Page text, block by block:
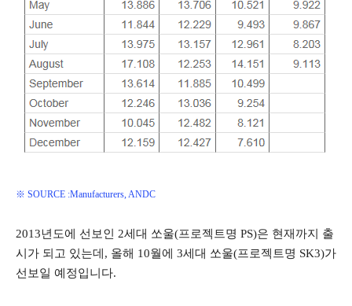
※ SOURCE :Manufacturers, ANDC
2013년도에 선보인 2세대 쏘울(프로젝트명 PS)은 현재까지 출
시가 되고 있는데, 올해 10월에 3세대 쏘울(프로젝트명 SK3)가
선보일 예정입니다.